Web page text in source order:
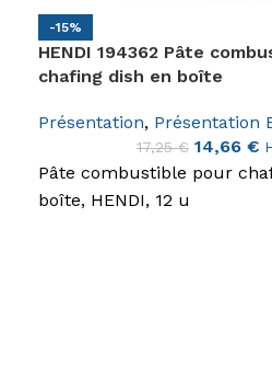
-15%
HENDI 194362 Pâte
chafing dish en boîte
Présentation, Présentation
17,25€ 14,66 €
Pâte combustible pour
boîte, HENDI, 12 u